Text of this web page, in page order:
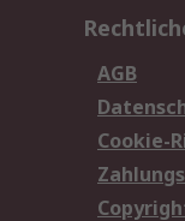
AGB
Cookie-